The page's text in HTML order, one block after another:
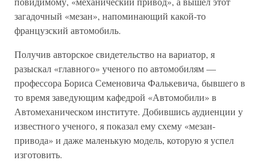
загадочный «мезан», напоминающий какой-то
французский автомобиль.
Получив авторское свидетельство на вариатор, я
разыскал «главного» ученого по автомобилям —
профессора Бориса Семеновича Фалькевича, бывшего в
то время заведующим кафедрой «Автомобили» в
Автомеханическом институте. Добившись аудиенции у
известного ученого, я показал ему схему «мезан-
привода» и даже маленькую модель, которую я успел
изготовить.